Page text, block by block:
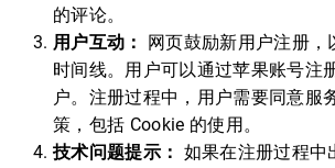
的评论。
用户互动：
网页鼓励新用户注册，
时间线。用户可以通过苹果账号注
户。注册过程中，用户需要同意服
策，包括 Cookie 的使用。
技术问题提示： 如果在注册过程中